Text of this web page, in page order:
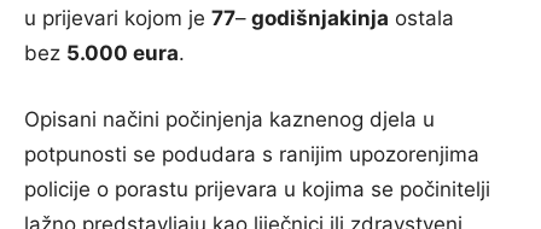
u prijevari kojom je 77– godišnjakinja ostala
bez 5.000 eura.
Opisani načini počinjenja kaznenog djela u
potpunosti se podudara s ranijim upozorenjima
policije o porastu prijevara u kojima se počinitelji
lažno predstavljaju kao liječnici ili zdravstveni